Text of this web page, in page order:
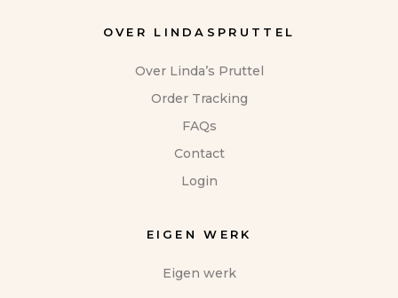
OVER LINDASPRUTTEL
Over Linda’s Pruttel
Order Tracking
FAQs
Contact
Login
EIGEN WERK
Eigen werk